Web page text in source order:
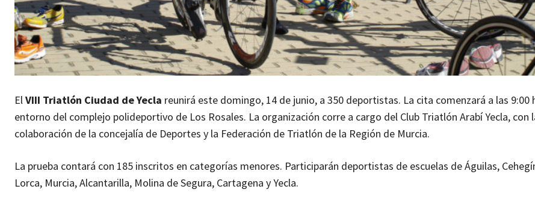
ElVIII Triatlón Ciudad de Yecla reunirá este domingo, 14 de junio, a 350 deportistas. La cita comenzará a las 9:00
entorno del complejo polideportivo de Los Rosales. La organización corre a cargo del Club Triatlón Arabí Yecla, con
colaboración de la concejalía de Deportes y la Federación de Triatlón de la Región de Murcia.
La prueba contará con 185 inscritos en categorías menores. Participarán deportistas de escuelas de Águilas,
Lorca, Murcia, Alcantarilla, Molina de Segura, Cartagena y Yecla.